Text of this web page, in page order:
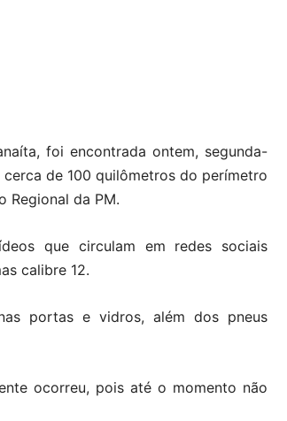
foi encontrada ontem, segunda-
de 100 quilômetros do perímetro
Regional da PM.
que circulam em redes sociais
calibre 12.
portas e vidros, além dos pneus
ocorreu, pois até o momento não